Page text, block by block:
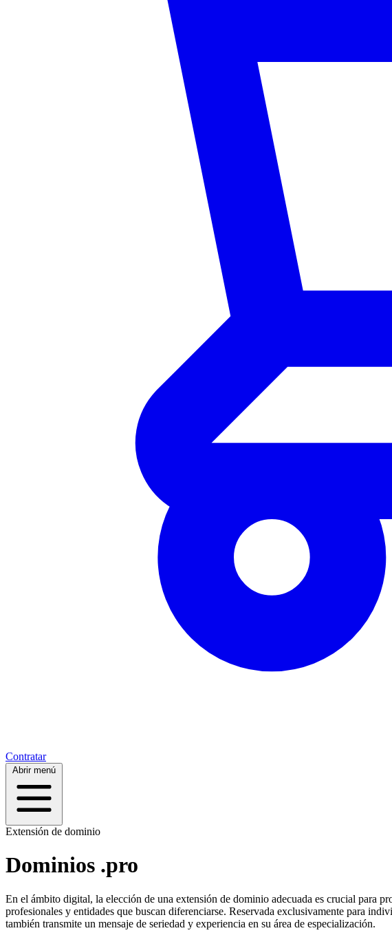
Contratar
Abrir menú
Extensión de dominio
Dominios .pro
En el ámbito digital, la elección de una extensión de dominio adecuada es crucial para
profesionales y entidades que buscan diferenciarse. Reservada exclusivamente para
también transmite un mensaje de seriedad y experiencia en su área de especialización.